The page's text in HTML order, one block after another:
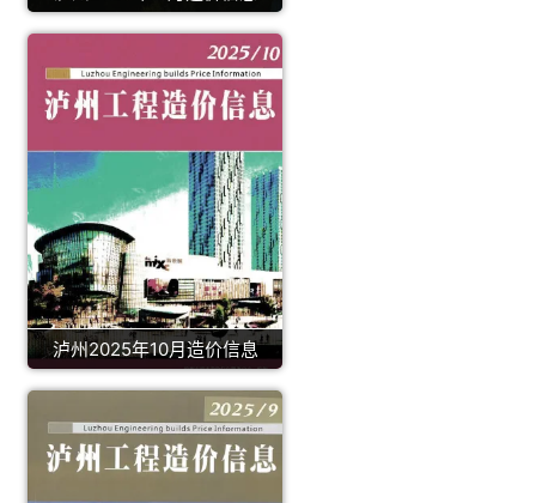
泸州2025年10月造价信息